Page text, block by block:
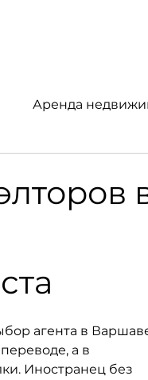
Аренда
агента в
а в
Иностранец без